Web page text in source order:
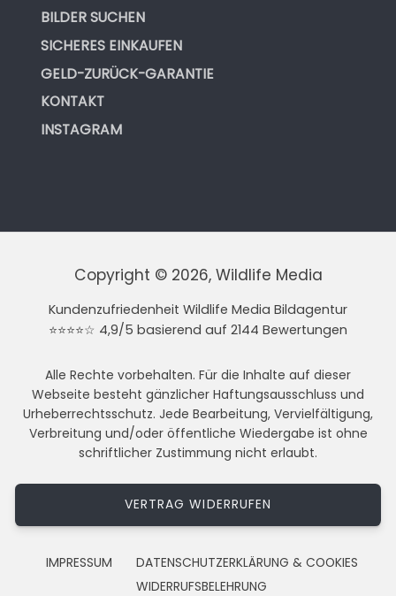
BILDER SUCHEN
SICHERES EINKAUFEN
GELD-ZURÜCK-GARANTIE
KONTAKT
INSTAGRAM
Copyright © 2026, Wildlife Media
Kundenzufriedenheit Wildlife Media Bildagentur
⭐⭐⭐⭐☆ 4,9/5 basierend auf 2144 Bewertungen
Alle Rechte vorbehalten. Für die Inhalte auf dieser
Webseite besteht gänzlicher Haftungsausschluss und
Urheberrechtsschutz. Jede Bearbeitung, Vervielfältigung,
Verbreitung und/oder öffentliche Wiedergabe ist ohne
schriftlicher Zustimmung nicht erlaubt.
VERTRAG WIDERRUFEN
IMPRESSUM
DATENSCHUTZERKLÄRUNG & COOKIES
WIDERRUFSBELEHRUNG